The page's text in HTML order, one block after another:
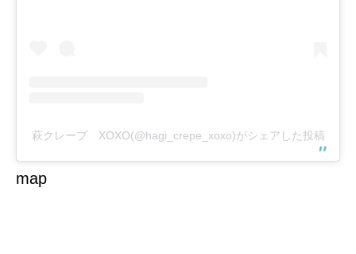
萩クレープ XOXO(@hagi_crepe_xoxo)がシェアした投稿
map